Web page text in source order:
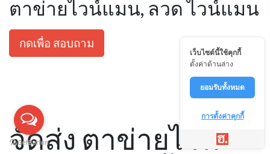
ตาข่ายไวน์แมน, ลวด ไวน์แมน
กดเพื่อ สอบถาม
จัดส่ง ตาข่ายไวน์
เว็บไซต์นี้ใช้คุกกี้
ตั้งค่าด้านล่าง
ยอมรับทั้งหมด
การตั้งค่าคุกกี้